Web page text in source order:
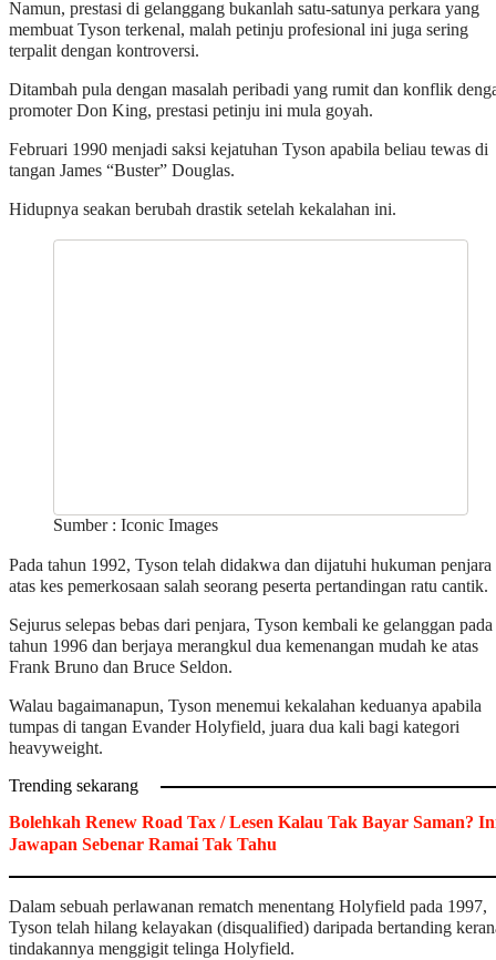
Namun, prestasi di gelanggang bukanlah satu-satunya perkara yang
membuat Tyson terkenal, malah petinju profesional ini juga sering
terpalit dengan kontroversi.
Ditambah pula dengan masalah peribadi yang rumit dan konflik
promoter Don King, prestasi petinju ini mula goyah.
Februari 1990 menjadi saksi kejatuhan Tyson apabila beliau tewas di
tangan James “Buster” Douglas.
Hidupnya seakan berubah drastik setelah kekalahan ini.
Sumber : Iconic Images
Pada tahun 1992, Tyson telah didakwa dan dijatuhi hukuman penjara
atas kes pemerkosaan salah seorang peserta pertandingan ratu cantik.
Sejurus selepas bebas dari penjara, Tyson kembali ke gelanggan pada
tahun 1996 dan berjaya merangkul dua kemenangan mudah ke atas
Frank Bruno dan Bruce Seldon.
Walau bagaimanapun, Tyson menemui kekalahan keduanya apabila
tumpas di tangan Evander Holyfield, juara dua kali bagi kategori
heavyweight.
Trending sekarang
Bolehkah Renew Road Tax / Lesen Kalau Tak Bayar Saman?
Jawapan Sebenar Ramai Tak Tahu
Dalam sebuah perlawanan rematch menentang Holyfield pada 1997,
Tyson telah hilang kelayakan (disqualified) daripada bertanding
tindakannya menggigit telinga Holyfield.